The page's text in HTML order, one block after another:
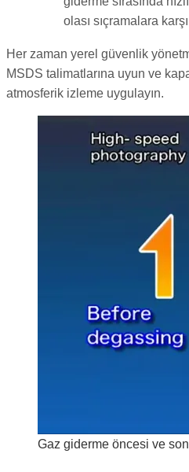
olası sıçramalara
Her zaman yerel güvenlik
MSDS talimatlarına uyun ve
atmosferik izleme uygulayın.
Gaz giderme öncesi ve